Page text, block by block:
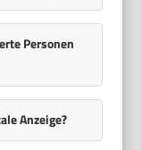
Personen
Anzeige?